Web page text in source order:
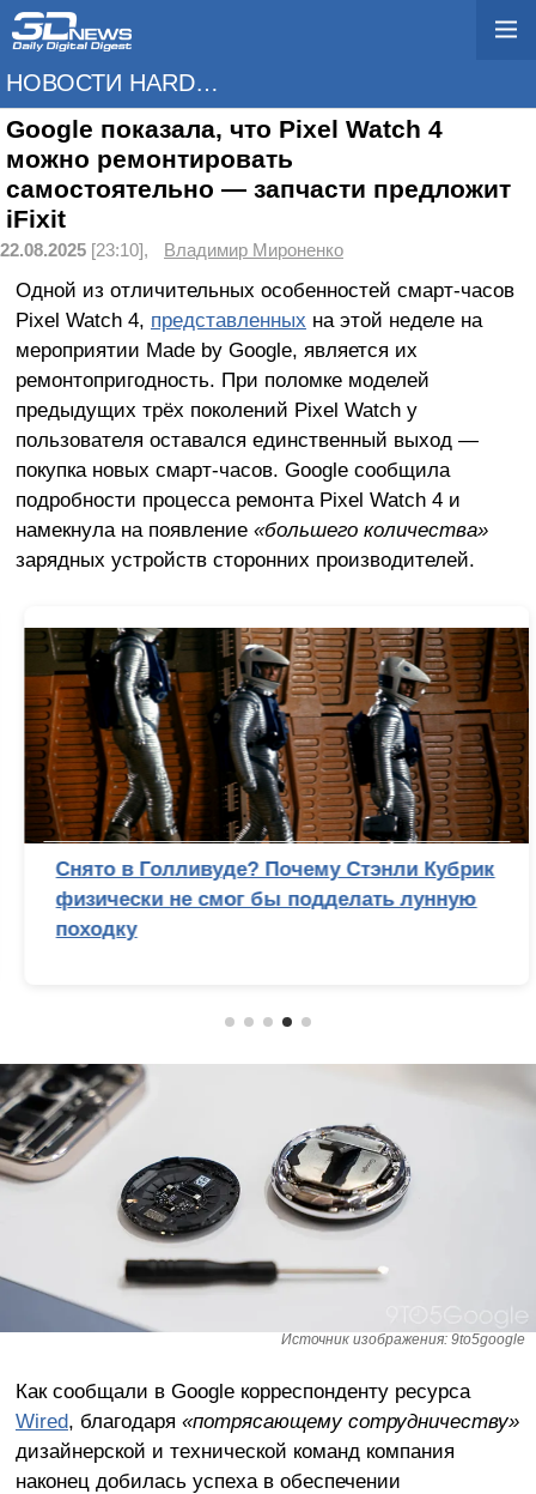
НОВОСТИ HARDWARE
Google показала, что Pixel Watch 4
можно ремонтировать
самостоятельно — запчасти предложит
iFixit
22.08.2025 [23:10], Владимир Мироненко
Одной из отличительных особенностей смарт-часов
Pixel Watch 4, представленных на этой неделе на
мероприятии Made by Google, является их
ремонтопригодность. При поломке моделей
предыдущих трёх поколений Pixel Watch у
пользователя оставался единственный выход —
покупка новых смарт-часов. Google сообщила
подробности процесса ремонта Pixel Watch 4 и
намекнула на появление «большего количества»
зарядных устройств сторонних производителей.
Снято в Голливуде? Почему Стэнли Кубрик
физически не смог бы подделать лунную
походку
Источник изображения: 9to5google
Как сообщали в Google корреспонденту ресурса
Wired, благодаря «потрясающему сотрудничеству»
дизайнерской и технической команд компания
наконец добилась успеха в обеспечении